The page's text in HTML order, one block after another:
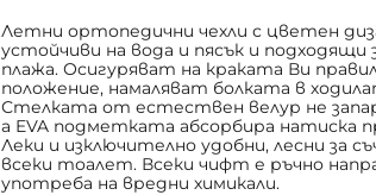
Летни ортопедични чехли с цветен
устойчиви на вода и пясък и подходящи
плажа. Осигуряват на краката Ви
положение, намаляват болката в
Стелката от естествен велур не
а EVA подметката абсорбира натиска
Леки и изключително удобни, лесни за
всеки тоалет. Всеки чифт е ръчно
употреба на вредни химикали.